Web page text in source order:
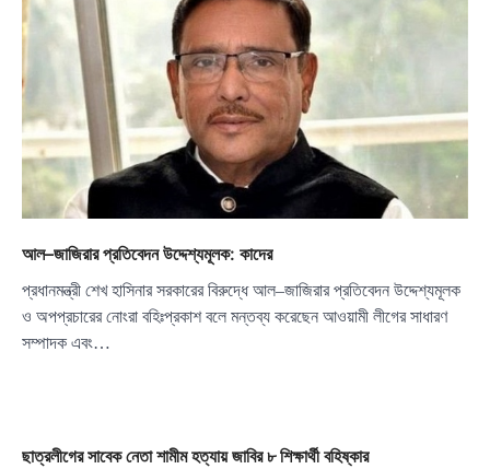
আল–জাজিরার প্রতিবেদন উদ্দেশ্যমূলক: কাদের
প্রধানমন্ত্রী শেখ হাসিনার সরকারের বিরুদ্ধে আল–জাজিরার প্রতিবেদন উদ্দেশ্যমূলক
ও অপপ্রচারের নোংরা বহিঃপ্রকাশ বলে মন্তব্য করেছেন আওয়ামী লীগের সাধারণ
সম্পাদক এবং…
ছাত্রলীগের সাবেক নেতা শামীম হত্যায় জাবির ৮ শিক্ষার্থী বহিষ্কার